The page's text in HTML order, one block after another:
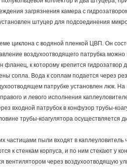
загрязнения камера с
штуцер для подсоединения
циклона с водяной пленкой ЦВП. Он
воздухоотводящего патрубка
фланец, к которому крепится
сопла. Вода к соплам подается через
патрубке установлен люк.
и левого исполнения
входной патрубок в конфузор трубы-
трубы-коагулятора
частицами пыли входят в
к стенкам корпуса, и по ним стекают у
вентилятором через воздухоотводящую